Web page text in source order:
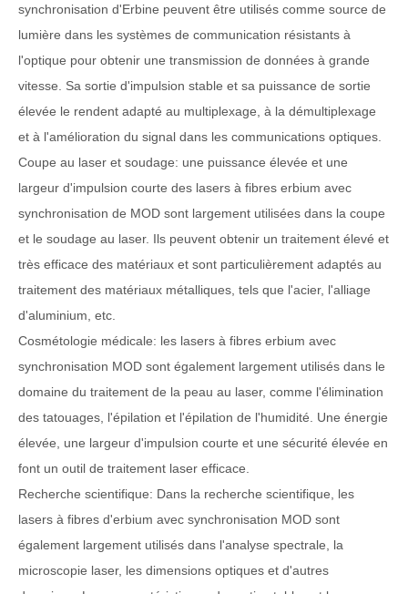
synchronisation d'Erbine peuvent être utilisés comme source de
lumière dans les systèmes de communication résistants à
l'optique pour obtenir une transmission de données à grande
vitesse. Sa sortie d'impulsion stable et sa puissance de sortie
élevée le rendent adapté au multiplexage, à la démultiplexage
et à l'amélioration du signal dans les communications optiques.
Coupe au laser et soudage: une puissance élevée et une
largeur d'impulsion courte des lasers à fibres erbium avec
synchronisation de MOD sont largement utilisées dans la coupe
et le soudage au laser. Ils peuvent obtenir un traitement élevé et
très efficace des matériaux et sont particulièrement adaptés au
traitement des matériaux métalliques, tels que l'acier, l'alliage
d'aluminium, etc.
Cosmétologie médicale: les lasers à fibres erbium avec
synchronisation MOD sont également largement utilisés dans le
domaine du traitement de la peau au laser, comme l'élimination
des tatouages, l'épilation et l'épilation de l'humidité. Une énergie
élevée, une largeur d'impulsion courte et une sécurité élevée en
font un outil de traitement laser efficace.
Recherche scientifique: Dans la recherche scientifique, les
lasers à fibres d'erbium avec synchronisation MOD sont
également largement utilisés dans l'analyse spectrale, la
microscopie laser, les dimensions optiques et d'autres